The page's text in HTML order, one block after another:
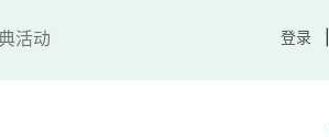
活动 登录